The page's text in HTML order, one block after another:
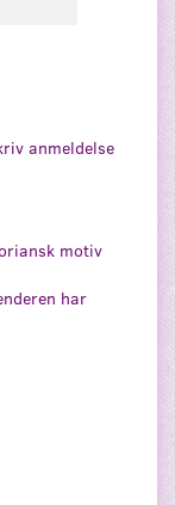
anmeldelse
motiv
har